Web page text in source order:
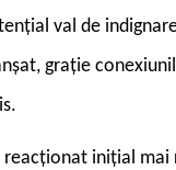
val de
grație
inițial